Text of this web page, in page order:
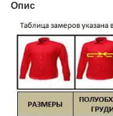
Опис